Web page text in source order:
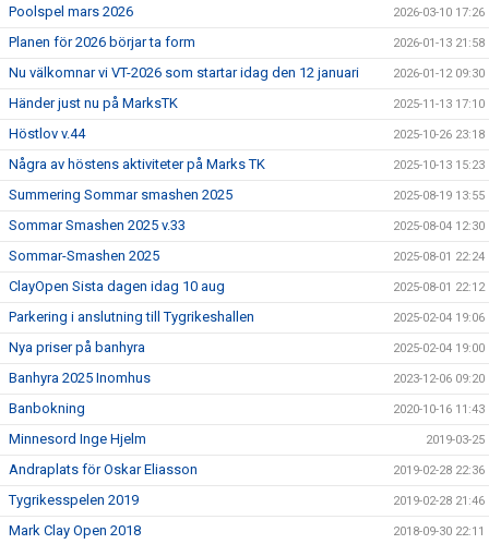
Poolspel mars 2026 2026-03-10 17:26
Planen för 2026 börjar ta form 2026-01-13 21:58
Nu välkomnar vi VT-2026 som startar idag den 12 januari 2026-01-12 09:30
Händer just nu på MarksTK 2025-11-13 17:10
Höstlov v.44 2025-10-26 23:18
Några av höstens aktiviteter på Marks TK 2025-10-13 15:23
Summering Sommar smashen 2025 2025-08-19 13:55
Sommar Smashen 2025 v.33 2025-08-04 12:30
Sommar-Smashen 2025 2025-08-01 22:24
ClayOpen Sista dagen idag 10 aug 2025-08-01 22:12
Parkering i anslutning till Tygrikeshallen 2025-02-04 19:06
Nya priser på banhyra 2025-02-04 19:00
Banhyra 2025 Inomhus 2023-12-06 09:20
Banbokning 2020-10-16 11:43
Minnesord Inge Hjelm 2019-03-25
Andraplats för Oskar Eliasson 2019-02-28 22:36
Tygrikesspelen 2019 2019-02-28 21:46
Mark Clay Open 2018 2018-09-30 22:11